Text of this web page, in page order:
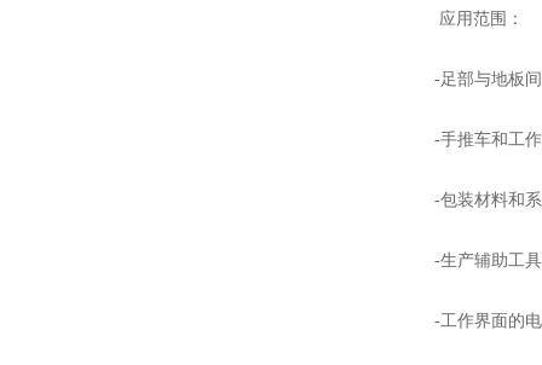
应用范围：
-足部与地板
-手推车和工
-包装材料和
-生产辅助工具
-工作界面的